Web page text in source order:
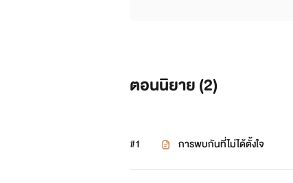
ตอนนิยาย (2)
#1 การพบกันที่ไม่ได้ตั้งใจ